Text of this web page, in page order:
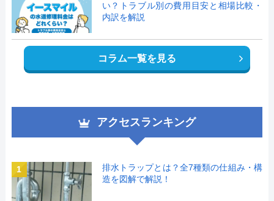
い？トラブル別の費用目安と相場比較・
内訳を解説
コラム一覧を見る
アクセスランキング
1
排水トラップとは？全7種類の仕組み・構
造を図解で解説！